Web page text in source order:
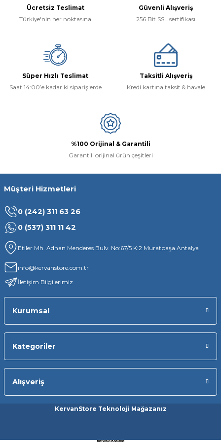
Ücretsiz Teslimat
Türkiye'nin her noktasına
Güvenli Alışveriş
256 Bit SSL sertifikası
Süper Hızlı Teslimat
Saat 14:00’e kadar ki siparişlerde
Taksitli Alışveriş
Kredi kartına taksit & havale
%100 Orijinal & Garantili
Garantili orijinal ürün çeşitleri
Müşteri Hizmetleri
0 (242) 311 63 26
0 (537) 311 11 42
Etiler Mh. Adnan Menderes Bulv. No:67/5 K:2 Muratpaşa Antalya
info@kervanstore.com.tr
İletişim Bilgilerimiz
Kurumsal
Kategoriler
Alışveriş
KervanStore Teknoloji Mağazanız